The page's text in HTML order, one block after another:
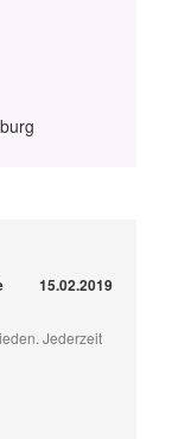
15.02.2019
Jederzeit